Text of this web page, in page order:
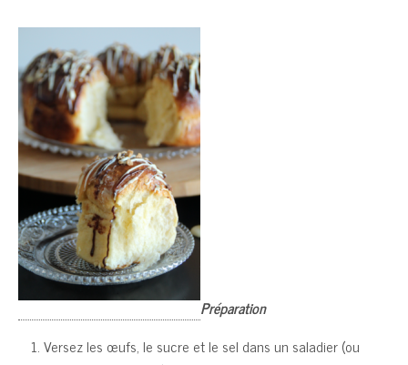
Préparation
Versez les œufs, le sucre et le sel dans un saladier (ou